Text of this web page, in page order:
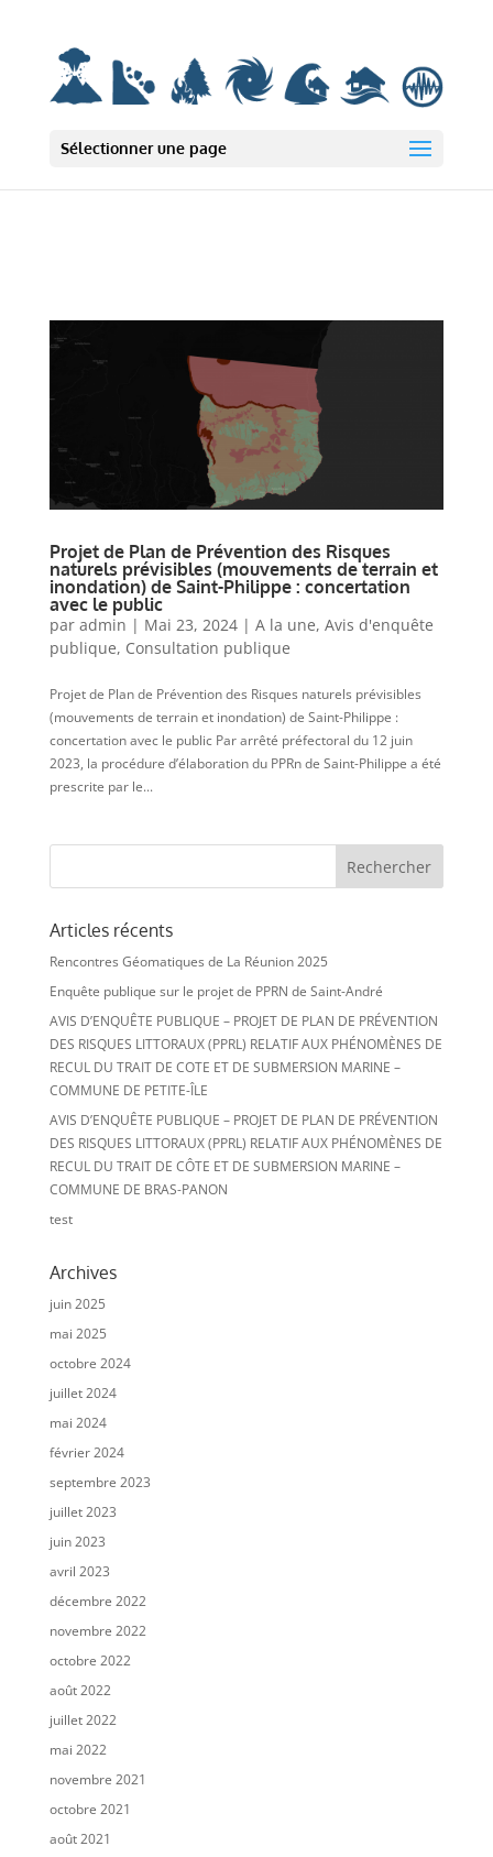
/var/www/html/wp-includes/functions.php on line 6131
Sélectionner une page
Projet de Plan de Prévention des Risques
naturels prévisibles (mouvements de terrain et
inondation) de Saint-Philippe : concertation
avec le public
par admin | Mai 23, 2024| A la une, Avis d'enquête
publique, Consultation publique
Projet de Plan de Prévention des Risques naturels prévisibles
(mouvements de terrain et inondation) de Saint-Philippe :
concertation avec le public Par arrêté préfectoral du 12 juin
2023, la procédure d’élaboration du PPRn de Saint-Philippe a été
prescrite par le...
Articles récents
Rencontres Géomatiques de La Réunion 2025
Enquête publique sur le projet de PPRN de Saint-André
AVIS D’ENQUÊTE PUBLIQUE – PROJET DE PLAN DE PRÉVENTION
DES RISQUES LITTORAUX (PPRL) RELATIF AUX PHÉNOMÈNES DE
RECUL DU TRAIT DE COTE ET DE SUBMERSION MARINE –
COMMUNE DE PETITE-ÎLE
AVIS D’ENQUÊTE PUBLIQUE – PROJET DE PLAN DE PRÉVENTION
DES RISQUES LITTORAUX (PPRL) RELATIF AUX PHÉNOMÈNES DE
RECUL DU TRAIT DE CÔTE ET DE SUBMERSION MARINE –
COMMUNE DE BRAS-PANON
test
Archives
juin 2025
mai 2025
octobre 2024
juillet 2024
mai 2024
février 2024
septembre 2023
juillet 2023
juin 2023
avril 2023
décembre 2022
novembre 2022
octobre 2022
août 2022
juillet 2022
mai 2022
novembre 2021
octobre 2021
août 2021